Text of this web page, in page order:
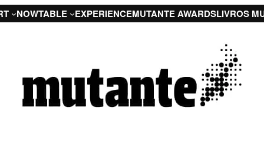
NOWTABLE EXPERIENCEMUTANTE AWARDSLIVROS